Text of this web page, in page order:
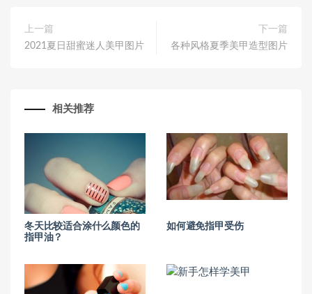
上一篇
2021夏日甜蜜迷人美甲图片
下一篇
各种风格夏季美甲造型图片
相关推荐
冬天比较适合涂什么颜色的
指甲油？
如何避免指甲受伤